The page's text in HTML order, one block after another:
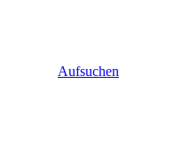
Aufsuchen